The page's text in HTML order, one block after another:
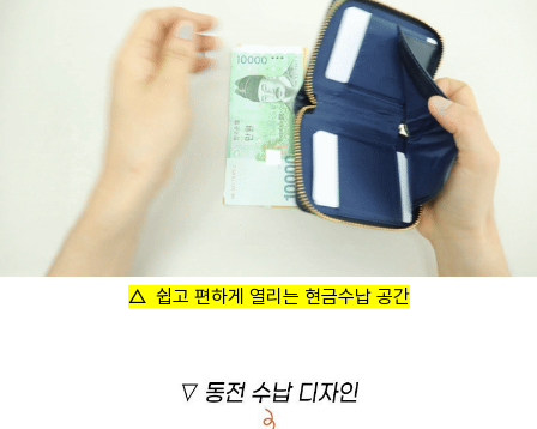
△ 쉽고 편하게 열리는 현금수납 공간